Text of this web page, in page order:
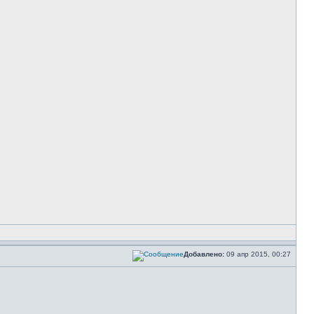
Добавлено: 09 апр 2015, 00:27